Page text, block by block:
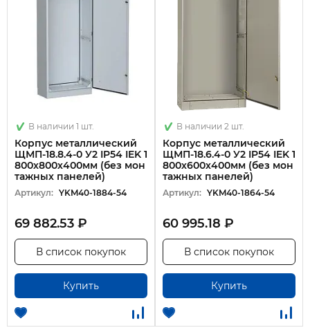
В наличии 1 шт.
Корпус металлический
ЩМП-18.8.4-0 У2 IP54 IEK 1
800х800х400мм (без мон
тажных панелей)
Артикул: YKM40-1884-54
69 882.53 ₽
Купить
В список покупок
В наличии 2 шт.
Корпус металлический
ЩМП-18.6.4-0 У2 IP54 IEK 1
800х600х400мм (без мон
тажных панелей)
Артикул: YKM40-1864-54
60 995.18 ₽
Купить
В список покупок